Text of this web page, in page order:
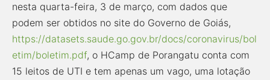
nesta quarta-feira, 3 de março, com dados que
podem ser obtidos no site do Governo de Goiás,
https://datasets.saude.go.gov.br/docs/coronavirus/bol
etim/boletim.pdf, o HCamp de Porangatu conta com
15 leitos de UTI e tem apenas um vago, uma lotação